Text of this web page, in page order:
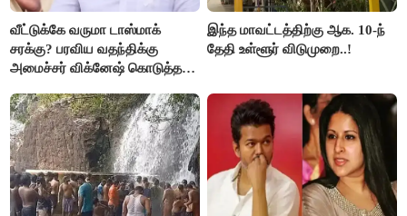
வீட்டுக்கே வருமா டாஸ்மாக்
சரக்கு? பரவிய வதந்திக்கு
அமைச்சர் விக்னேஷ் கொடுத்த
இந்த மாவட்டத்திற்கு ஆக. 10-ந்
தேதி உள்ளூர் விடுமுறை..!